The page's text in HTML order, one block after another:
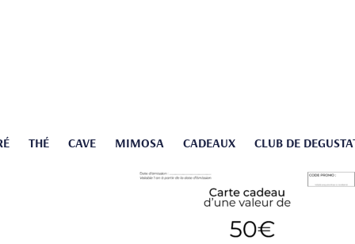
THÉ CAVE MIMOSA CADEAUX CLUB DE